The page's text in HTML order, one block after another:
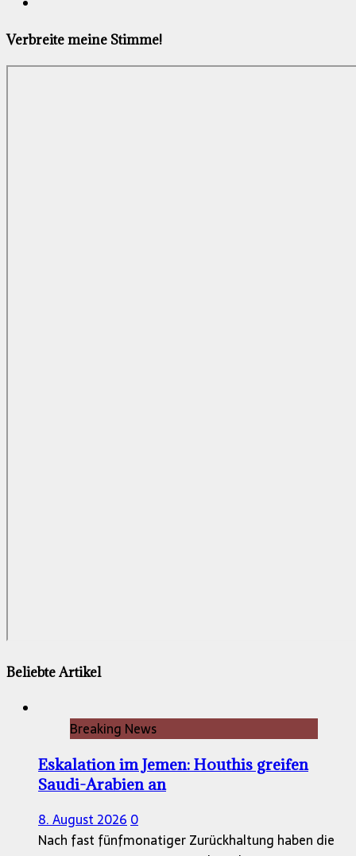
Verbreite meine Stimme!
Beliebte Artikel
Breaking News
Eskalation im Jemen: Houthis greifen
Saudi-Arabien an
8. August 2026 0
Nach fast fünfmonatiger Zurückhaltung haben die